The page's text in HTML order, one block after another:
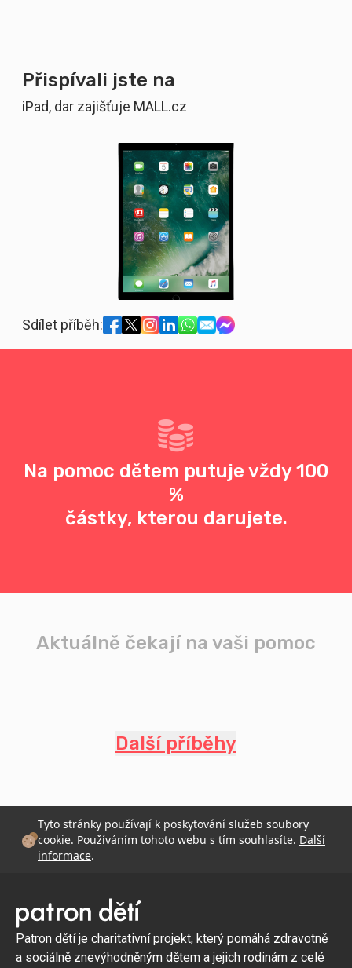
Přispívali jste na
iPad, dar zajišťuje MALL.cz
Sdílet příběh:
Na pomoc dětem putuje vždy 100
%
částky, kterou darujete.
Aktuálně čekají na vaši pomoc
Další příběhy
Tyto stránky používají k poskytování služeb soubory
cookie. Používáním tohoto webu s tím souhlasíte. Další
informace.
Patron dětí je charitativní projekt, který pomáhá zdravotně
a sociálně znevýhodněným dětem a jejich rodinám z celé